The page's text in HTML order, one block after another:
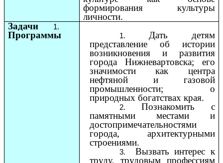
формирования культуры
личности.
Задачи
Программы
Дать детям
представление об истории
возникновения и развития
города Нижневартовска; его
значимости как центра
нефтяной и газовой
промышленности; о
природных богатствах края.
Познакомить с
памятными местами и
достопримечательностями
города, архитектурными
строениями.
Вызвать интерес к
труду, трудовым профессиям